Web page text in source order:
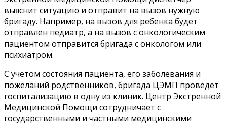
выяснит ситуацию и отправит на вызов нужную
бригаду. Например, на вызов для ребенка будет
отправлен педиатр, а на вызов с онкологическим
пациентом отправится бригада с онкологом или
психиатром.
С учетом состояния пациента, его заболевания и
пожеланий родственников, бригада ЦЭМП проведет
госпитализацию в одну из клиник. Центр Экстренной
Медицинской Помощи сотрудничает с
государственными и частными медицинскими